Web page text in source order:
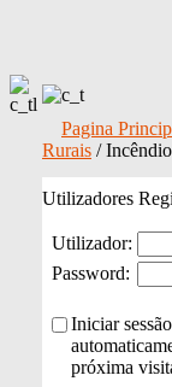
Pagina
Rurais /
Utilizadores
Utilizador:
Password:
Iniciar sessão
próxima